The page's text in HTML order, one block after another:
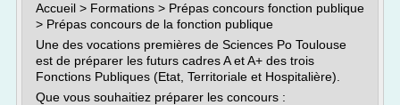
Accueil > Formations > Prépas concours fonction publique
> Prépas concours de la fonction publique
Une des vocations premières de Sciences Po Toulouse
est de préparer les futurs cadres A et A+ des trois
Fonctions Publiques (Etat, Territoriale et Hospitalière).
Que vous souhaitiez préparer les concours :